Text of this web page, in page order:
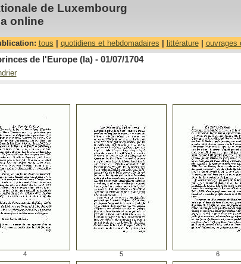
de Luxembourg
online
tous quotidiens et hebdomadaires littérature| ouvrages
de l'Europe (la) - 01/07/1704
4 5 6